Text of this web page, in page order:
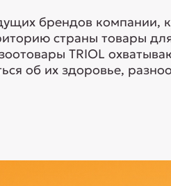
брендов компании,
страны товары
TRIOL
об их здоровье,